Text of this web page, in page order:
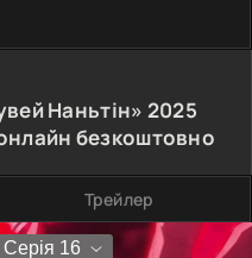
Наньтін» 2025
безкоштовно
Трейлер